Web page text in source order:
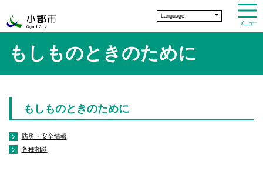
Language
メニュー
もしものときのために
もしものときのために
防災・安全情報
各種相談